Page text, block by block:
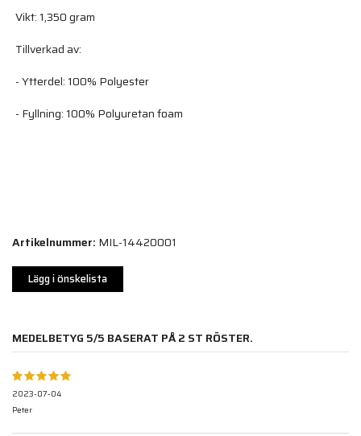
Vikt: 1,350 gram
Tillverkad av:
- Ytterdel: 100% Polyester
- Fyllning: 100% Polyuretan foam
Artikelnummer: MIL-14420001
Lägg i önskelista
MEDELBETYG 5/5 BASERAT PÅ2 ST RÖSTER.
2023-07-04
Peter